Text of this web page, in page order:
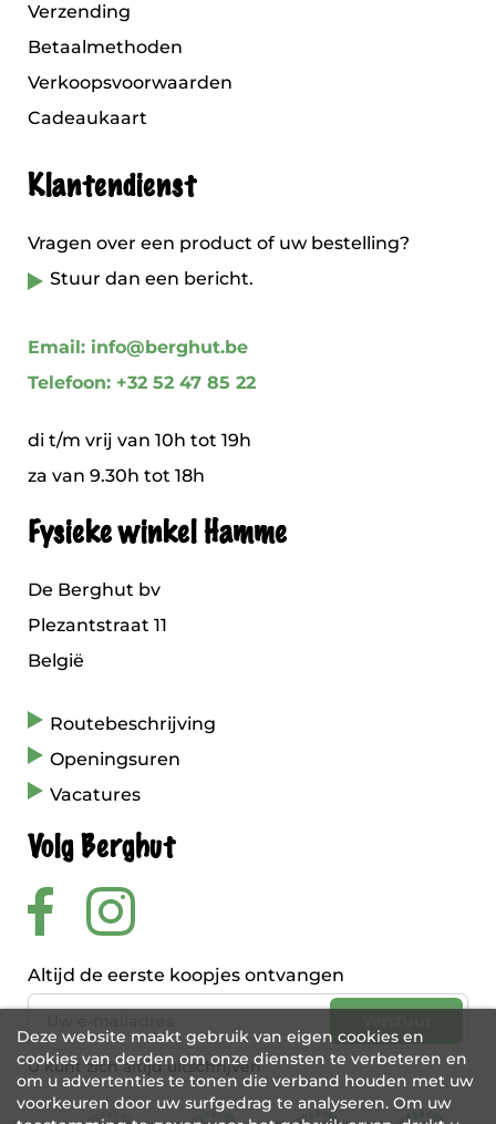
Verzending
Betaalmethoden
Verkoopsvoorwaarden
Cadeaukaart
Klantendienst
Vragen over een product of uw bestelling?
Stuur dan een bericht.
Email: info@berghut.be
Telefoon: +32 52 47 85 22
di t/m vrij van 10h tot 19h
za van 9.30h tot 18h
Fysieke winkel Hamme
De Berghut bv
Plezantstraat 11
België
Routebeschrijving
Openingsuren
Vacatures
Volg Berghut
Altijd de eerste koopjes ontvangen
U kunt zich altijd uitschrijven
Deze website maakt gebruik van eigen cookies en
cookies van derden om onze diensten te verbeteren en
om u advertenties te tonen die verband houden met uw
voorkeuren door uw surfgedrag te analyseren. Om uw